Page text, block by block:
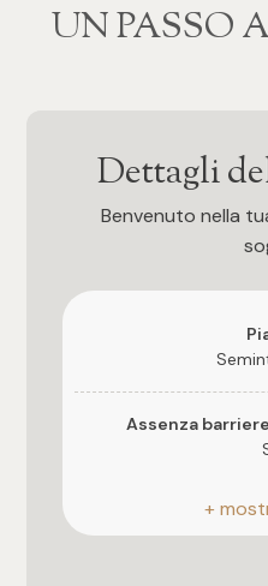
‍‍UN PASSO
Dettagli
Benvenuto nella
Assenza